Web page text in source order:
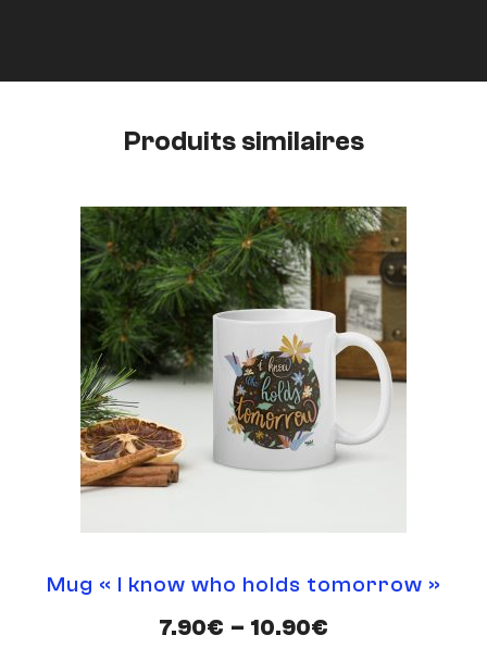
Produits similaires
holds tomorrow »
Mug « Sweet